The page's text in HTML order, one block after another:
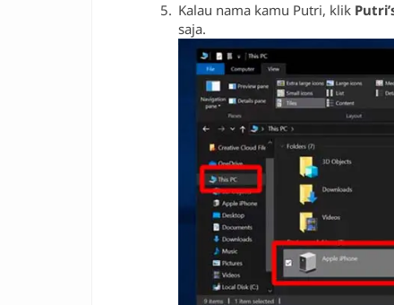
Kalau nama kamu Putri, klik
saja.